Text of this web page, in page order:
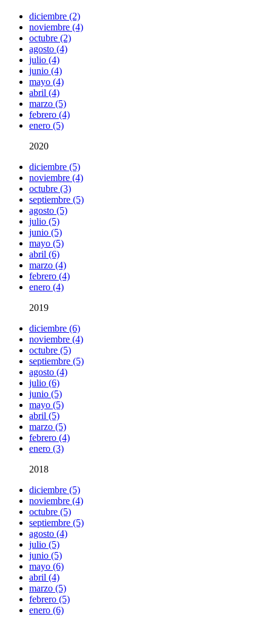
diciembre (2)
noviembre (4)
octubre (2)
agosto (4)
julio (4)
junio (4)
mayo (4)
abril (4)
marzo (5)
febrero (4)
enero (5)
2020
diciembre (5)
noviembre (4)
octubre (3)
septiembre (5)
agosto (5)
julio (5)
junio (5)
mayo (5)
abril (6)
marzo (4)
febrero (4)
enero (4)
2019
diciembre (6)
noviembre (4)
octubre (5)
septiembre (5)
agosto (4)
julio (6)
junio (5)
mayo (5)
abril (5)
marzo (5)
febrero (4)
enero (3)
2018
diciembre (5)
noviembre (4)
octubre (5)
septiembre (5)
agosto (4)
julio (5)
junio (5)
mayo (6)
abril (4)
marzo (5)
febrero (5)
enero (6)